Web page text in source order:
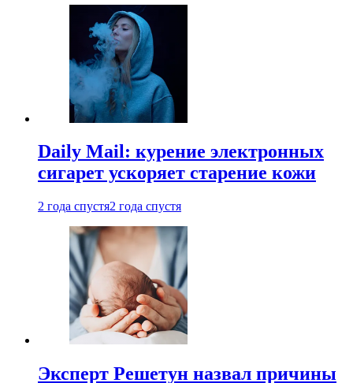
Daily Mail: курение электронных
сигарет ускоряет старение кожи
2 года спустя2 года спустя
Эксперт Решетун назвал причины